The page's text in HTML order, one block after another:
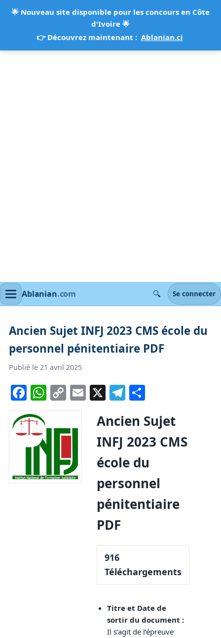
🌟 Nouveau site disponible pour les concours en Côte
d'Ivoire 🌟
👉 Découvrez maintenant : Ablanian.ci
Ablanian.com 🔍 Se connecter
Ancien Sujet INFJ 2023 CMS école du
personnel pénitentiaire PDF
Publié le 21 avril 2025
Facebook
WhatsApp
Copy
Link
Email
X Telegram
Partager
Ancien Sujet
INFJ 2023 CMS
école du
personnel
pénitentiaire
PDF
916
Téléchargements
Titre et Date de
sortir du document :
Il s’agit de l’épreuve